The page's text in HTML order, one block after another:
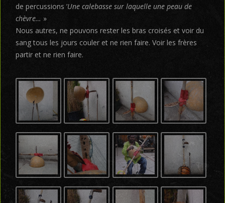
de percussions ‘Une calebasse sur laquelle une peau de
chèvre… »
Nous autres, ne pouvons rester les bras croisés et voir du
sang tous les jours couler et ne rien faire. Voir les frères
partir et ne rien faire.